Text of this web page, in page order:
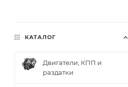
КАТАЛОГ
Двигатели, КПП и
раздатки